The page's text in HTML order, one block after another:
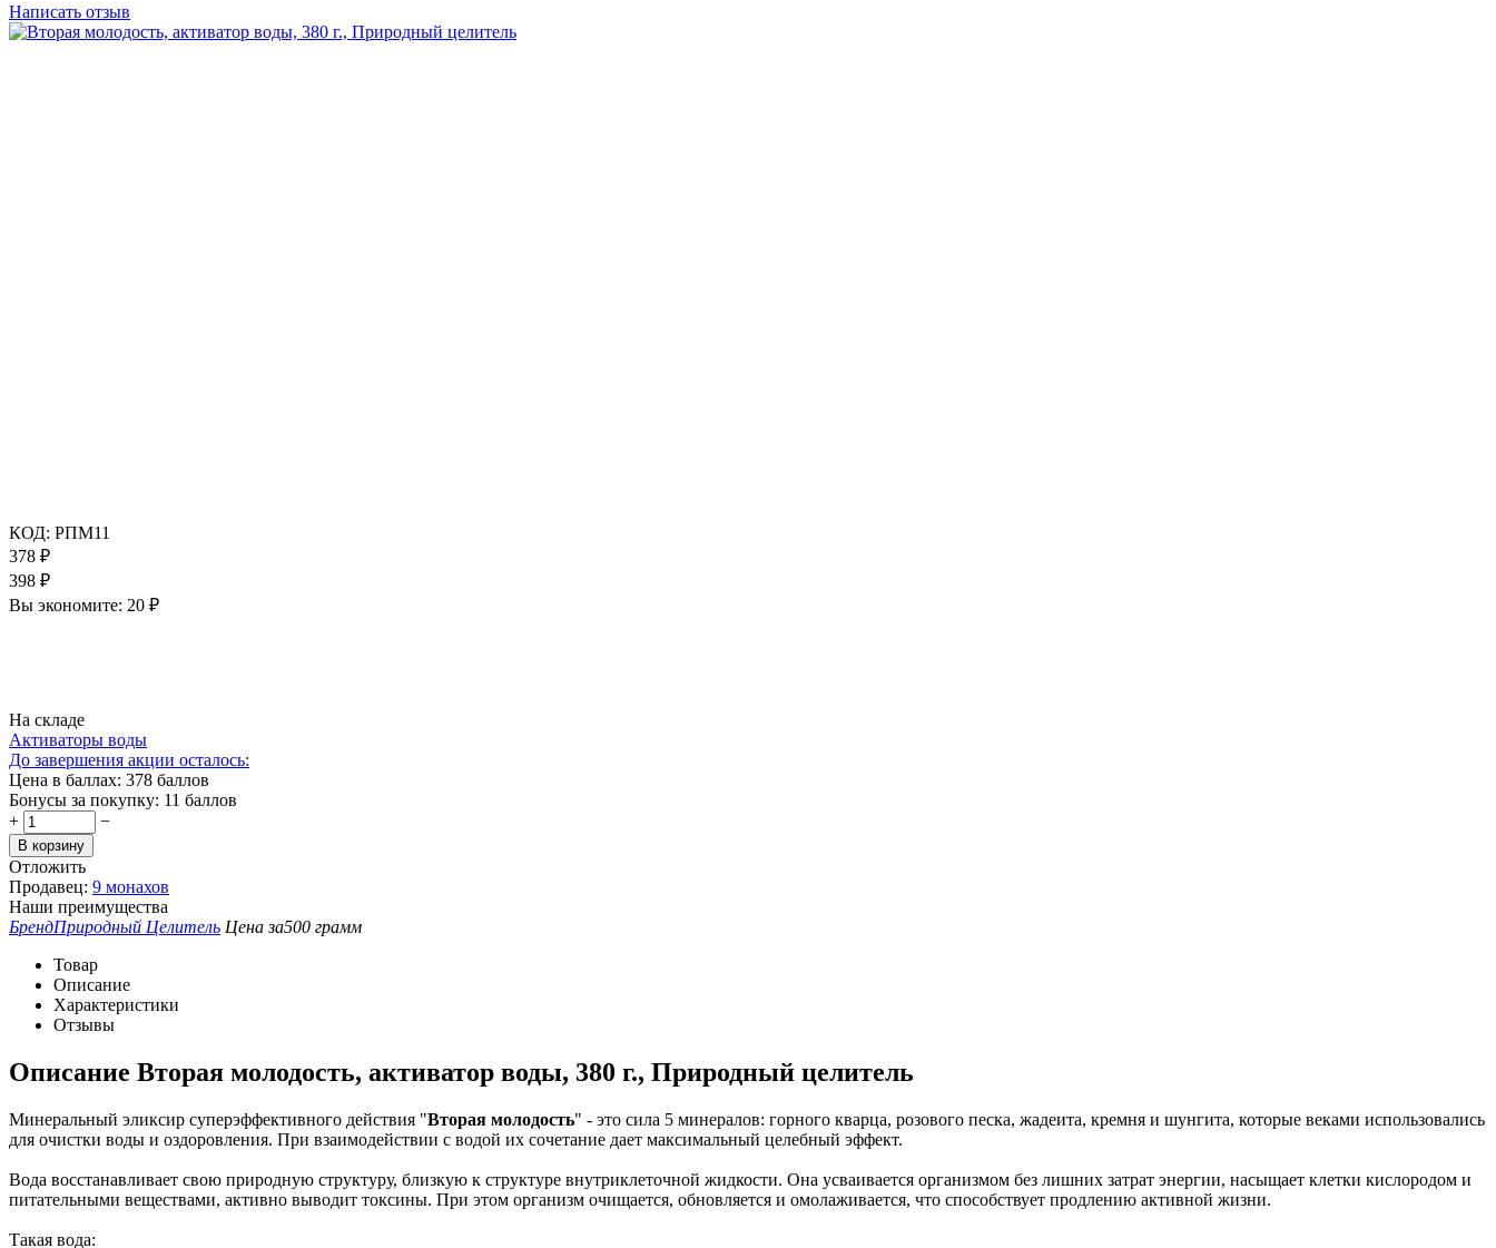
Написать отзыв
КОД: РПМ11
378 ₽
398 ₽
Вы экономите: 20 ₽
На складе
Активаторы воды
До завершения акции осталось:
Цена в баллах: 378 баллов
Бонусы за покупку: 11 баллов
+
−
В корзину
Отложить
Продавец: 9 монахов
Наши преимущества
БрендПриродный Целитель Цена за500 грамм
Товар
Описание
Характеристики
Отзывы
Описание Вторая молодость, активатор воды, 380 г., Природный целитель
Минеральный эликсир суперэффективного действия "Вторая молодость" - это сила 5 минералов: горного кварца, розового песка, жадеита, кремня и шунгита, которые веками использовались
для очистки воды и оздоровления. При взаимодействии с водой их сочетание дает максимальный целебный эффект.
Вода восстанавливает свою природную структуру, близкую к структуре внутриклеточной жидкости. Она усваивается организмом без лишних затрат энергии, насыщает клетки кислородом и
питательными веществами, активно выводит токсины. При этом организм очищается, обновляется и омолаживается, что способствует продлению активной жизни.
Такая вода: